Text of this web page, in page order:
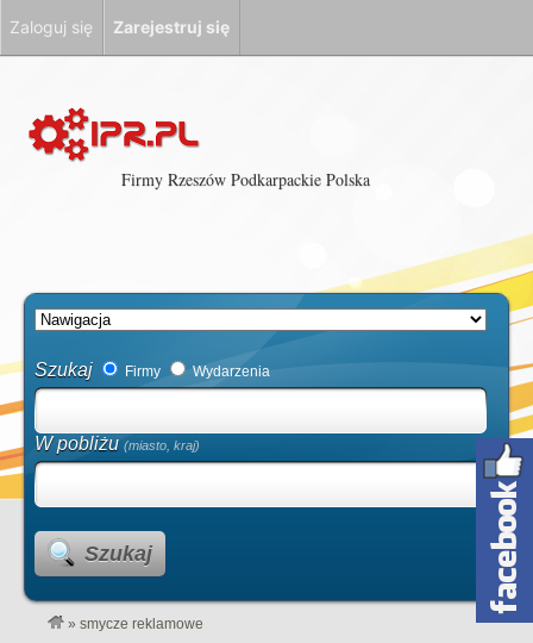
Firmy Rzeszów Podkarpackie Polska
Szukaj Firmy Wydarzenia
W pobliżu (miasto, kraj)
Szukaj
» smycze reklamowe
Zaloguj się Zarejestruj się